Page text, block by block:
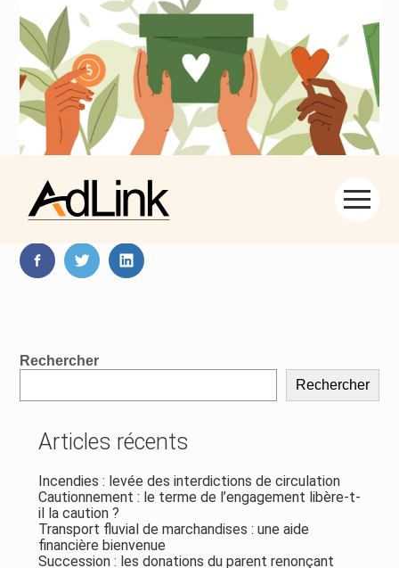
Aller
au
Partager :
FaceBookTwitterLinkedIn
Blog
Rechercher
Rechercher
Articles récents
Incendies : levée des interdictions de circulation
Cautionnement : le terme de l’engagement libère-t-
il la caution ?
Transport fluvial de marchandises : une aide
financière bienvenue
Succession : les donations du parent renonçant